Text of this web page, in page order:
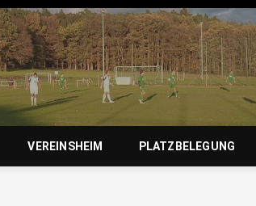
VEREINSHEIM PLATZBELEGUNG